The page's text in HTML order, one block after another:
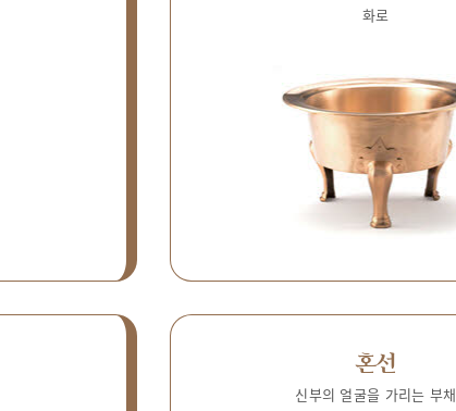
화로
혼선
신부의 얼굴을 가리는 부채